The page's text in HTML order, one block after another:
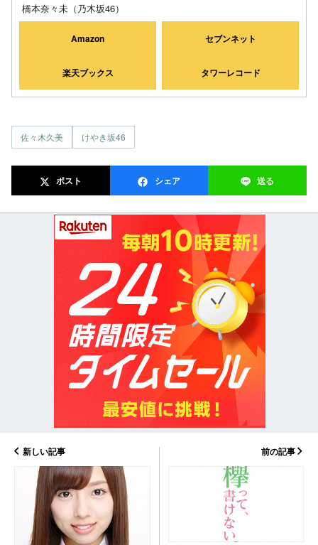
橋本奈々未（乃木坂46）
Amazon セブンネット
楽天ブックス タワーレコード
佐々木久美 けやき坂46
ポスト シェア 送る
新しい記事 前の記事